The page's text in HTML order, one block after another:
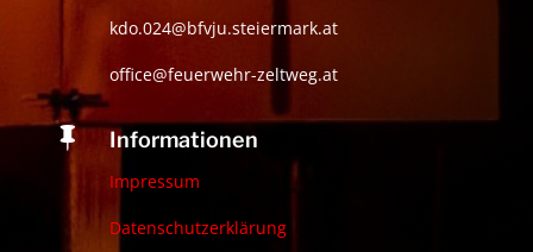
kdo.024@bfvju.steiermark.at
office@feuerwehr-zeltweg.at
 Informationen
Impressum
Datenschutzerklärung